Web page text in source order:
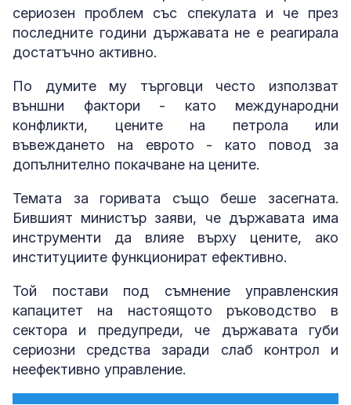
сериозен проблем със спекулата и че през
последните години държавата не е реагирала
достатъчно активно.
По думите му търговци често използват
външни фактори - като международни
конфликти, цените на петрола или
въвеждането на еврото - като повод за
допълнително покачване на цените.
Темата за горивата също беше засегната.
Бившият министър заяви, че държавата има
инструменти да влияе върху цените, ако
институциите функционират ефективно.
Той постави под съмнение управленския
капацитет на настоящото ръководство в
сектора и предупреди, че държавата губи
сериозни средства заради слаб контрол и
неефективно управление.